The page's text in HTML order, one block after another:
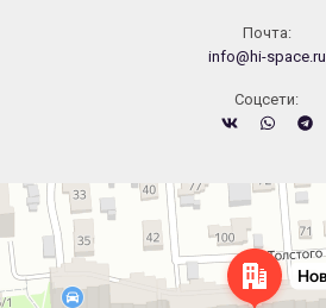
Почта:
info@hi-space.ru
Cоцсети:
Челябинск
Новороссийская улица, 122 — Яндекс.Карты